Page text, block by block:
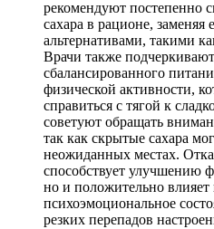
рекомендуют постепенно
сахара в рационе, заменяя
альтернативами, такими
Врачи также
сбалансированного
физической активности,
справиться с тягой к
советуют обращать
так как скрытые сахара
неожиданных местах.
способствует улучшению
но и положительно влияет
психоэмоциональное
резких перепадов